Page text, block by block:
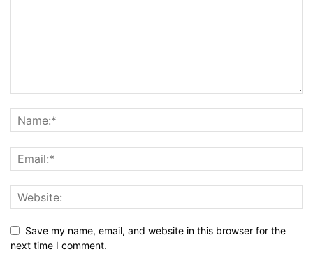
Save my name, email, and website in this browser for the
next time I comment.